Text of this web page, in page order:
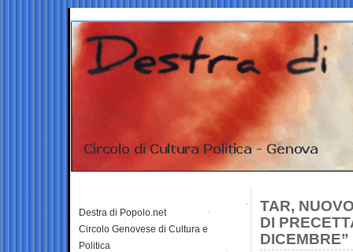
TAR,
DI
DICEMBRE”
Destra di Popolo.net
Circolo Genovese di Cultura e
Politica